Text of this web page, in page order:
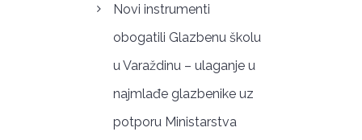
Novi instrumenti
obogatili Glazbenu školu
u Varaždinu – ulaganje u
najmlađe glazbenike uz
potporu Ministarstva